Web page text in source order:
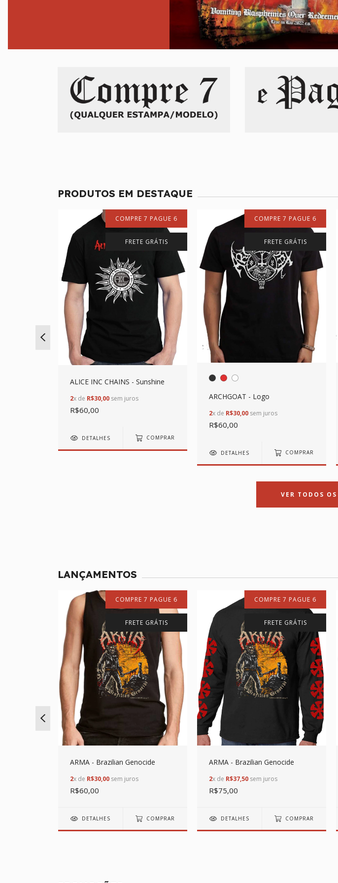
PRODUTOS EM DESTAQUE
COMPRE 7 PAGUE 6
FRETE GRÁTIS
ALICE INC CHAINS - Sunshine
2x de R$30,00 sem juros
R$60,00
DETALHES COMPRAR
COMPRE 7 PAGUE 6
FRETE GRÁTIS
ARCHGOAT - Logo
2x de R$30,00 sem juros
R$60,00
DETALHES COMPRAR
VER TODOS
LANÇAMENTOS
COMPRE 7 PAGUE 6
FRETE GRÁTIS
ARMA - Brazilian Genocide
2x de R$30,00 sem juros
R$60,00
DETALHES COMPRAR
COMPRE 7 PAGUE 6
FRETE GRÁTIS
ARMA - Brazilian Genocide
2x de R$37,50 sem juros
R$75,00
DETALHES COMPRAR